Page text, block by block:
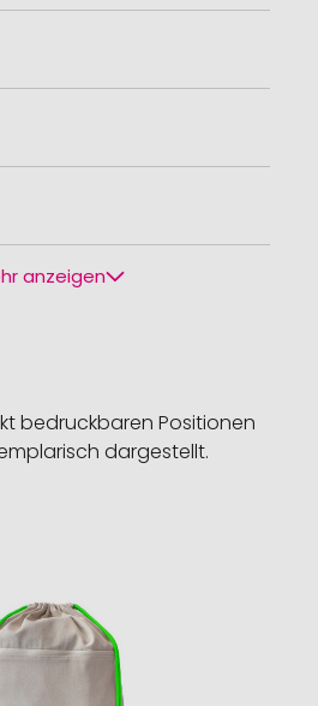
anzeigen
bedruckbaren Positionen
dargestellt.